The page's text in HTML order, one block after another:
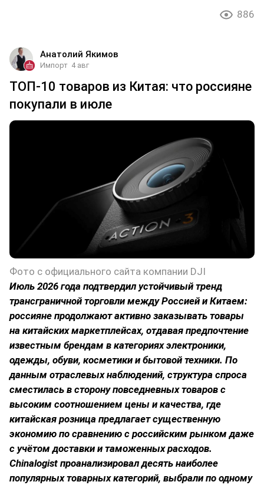
886
Анатолий Якимов
Импорт 4 авг
ТОП-10 товаров из Китая: что россияне
покупали в июле
Фото с официального сайта компании DJI
Июль 2026 года подтвердил устойчивый тренд
трансграничной торговли между Россией и Китаем:
россияне продолжают активно заказывать товары
на китайских маркетплейсах, отдавая предпочтение
известным брендам в категориях электроники,
одежды, обуви, косметики и бытовой техники. По
данным отраслевых наблюдений, структура спроса
сместилась в сторону повседневных товаров с
высоким соотношением цены и качества, где
китайская розница предлагает существенную
экономию по сравнению с российским рынком даже
с учётом доставки и таможенных расходов.
Chinalogist проанализировал десять наиболее
популярных товарных категорий, выбрали по одному